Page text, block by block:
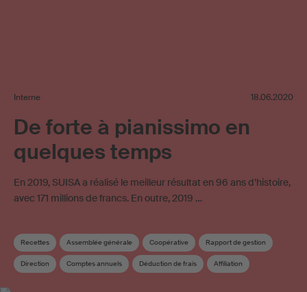
Interne 18.06.2020
De forte à pianissimo en
quelques temps
En 2019, SUISA a réalisé le meilleur résultat en 96 ans d’histoire,
avec 171 millions de francs. En outre, 2019 …
Recettes Assemblée générale Coopérative Rapport de gestion
Direction Comptes annuels Déduction de frais Affiliation